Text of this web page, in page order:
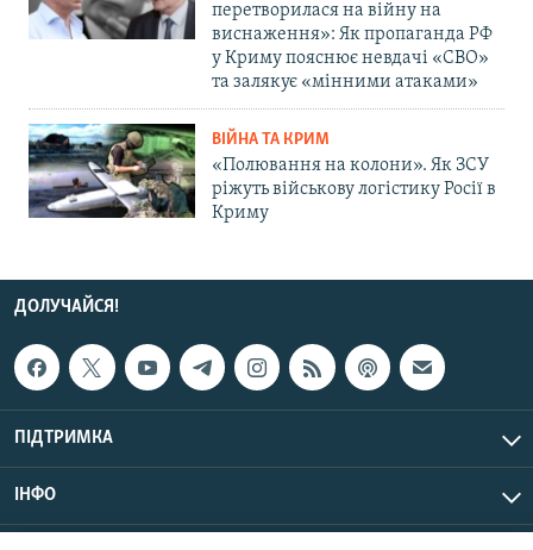
перетворилася на війну на
виснаження»: Як пропаганда РФ
у Криму пояснює невдачі «СВО»
та залякує «мінними атаками»
ВІЙНА ТА КРИМ
«Полювання на колони». Як ЗСУ
ріжуть військову логістику Росії в
Криму
ДОЛУЧАЙСЯ!
ПІДТРИМКА
ІНФО